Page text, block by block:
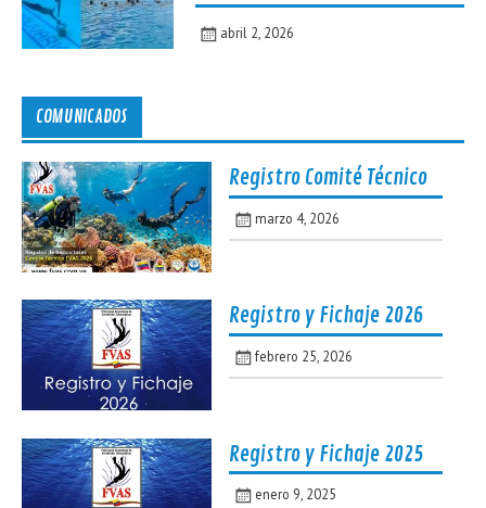
abril 2, 2026
COMUNICADOS
Registro Comité Técnico
marzo 4, 2026
Registro y Fichaje 2026
febrero 25, 2026
Registro y Fichaje 2025
enero 9, 2025